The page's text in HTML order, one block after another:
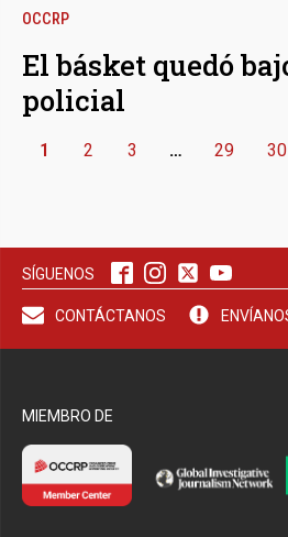
OCCRP
El básket quedó
policial
1 2 3 … 29 30
SÍGUENOS
CONTÁCTANOS
MIEMBRO DE